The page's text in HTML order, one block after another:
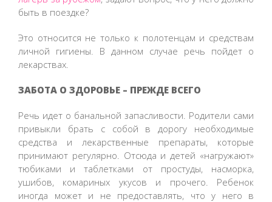
быть в поездке?
Это относится не только к полотенцам и средствам
личной гигиены. В данном случае речь пойдет о
лекарствах.
ЗАБОТА О ЗДОРОВЬЕ – ПРЕЖДЕ ВСЕГО
Речь идет о банальной запасливости. Родители сами
привыкли брать с собой в дорогу необходимые
средства и лекарственные препараты, которые
принимают регулярно. Отсюда и детей «нагружают»
тюбиками и таблетками от простуды, насморка,
ушибов, комариных укусов и прочего. Ребенок
иногда может и не предоставлять, что у него в